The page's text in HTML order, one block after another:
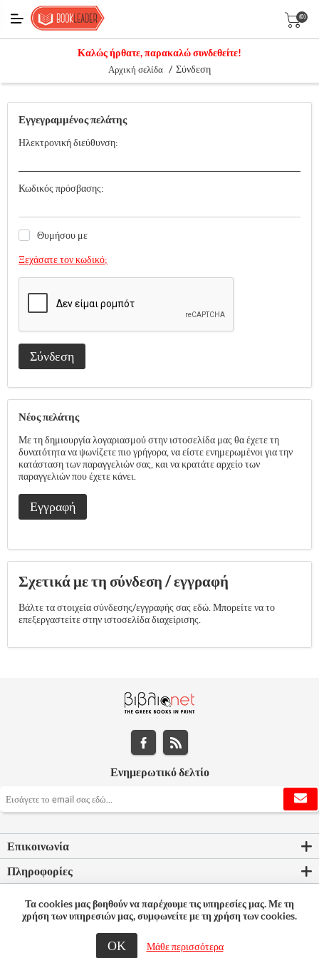
(0)
Καλώς ήρθατε, παρακαλώ συνδεθείτε!
Αρχική σελίδα / Σύνδεση
Εγγεγραμμένος πελάτης
Ηλεκτρονική διεύθυνση:
Κωδικός πρόσβασης:
Θυμήσου με
Ξεχάσατε τον κωδικό;
Σύνδεση
Νέος πελάτης
Με τη δημιουργία λογαριασμού στην ιστοσελίδα μας θα έχετε τη
δυνατότητα να ψωνίζετε πιο γρήγορα, να είστε ενημερωμένοι για την
κατάσταση των παραγγελιών σας, και να κρατάτε αρχείο των
παραγγελιών που έχετε κάνει.
Εγγραφή
Σχετικά με τη σύνδεση / εγγραφή
Βάλτε τα στοιχεία σύνδεσης/εγγραφής σας εδώ. Μπορείτε να το
επεξεργαστείτε στην ιστοσελίδα διαχείρισης.
Ενημερωτικό δελτίο
Επικοινωνία
Πληροφορίες
Ο λογαριασμός μου
© 2026 Bookleader
Τα cookies μας βοηθούν να παρέχουμε τις υπηρεσίες μας. Με τη
χρήση των υπηρεσιών μας, συμφωνείτε με τη χρήση των cookies.
ΟΚ Μάθε περισσότερα